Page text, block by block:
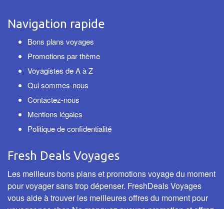
Navigation rapide
Bons plans voyages
Promotions par thème
Voyagistes de A à Z
Qui sommes-nous
Contactez-nous
Mentions légales
Politique de confidentialité
Fresh Deals Voyages
Les meilleurs bons plans et promotions voyage du moment
pour voyager sans trop dépenser. FreshDeals Voyages
vous aide à trouver les meilleures offres du moment pour